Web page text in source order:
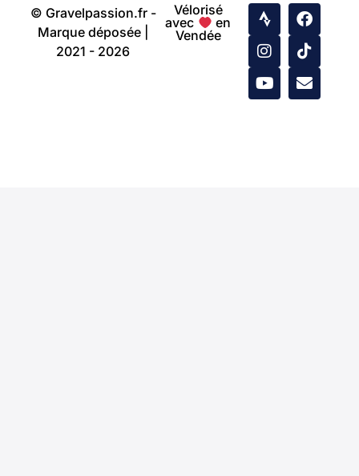
© Gravelpassion.fr -
Marque déposée |
2021 - 2026
Vélorisé
avec
en
Vendée